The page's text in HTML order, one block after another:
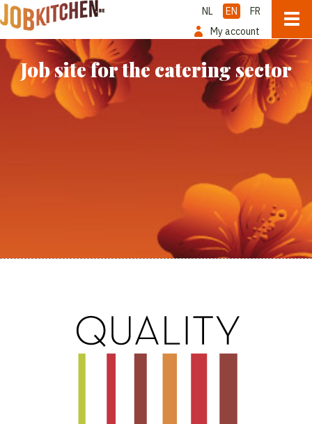
NL EN
FR
My account
Job site for the catering sector